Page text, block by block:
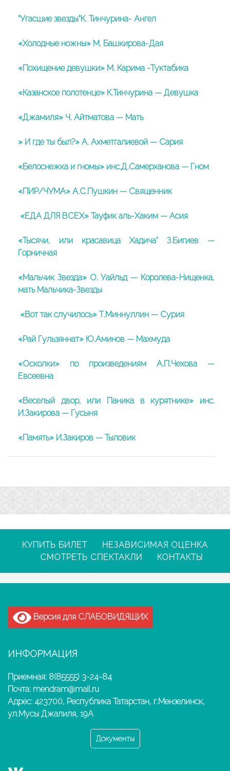
“Угасшие звезды”К. Тинчурина- Ангел
«Холодные ножны» М. Башкирова-Дая
«Похищение девушки» М. Карима -Туктабика
«Казанское полотенце» К.Тинчурина — Девушка
«Джамиля» Ч. Айтматова — Мать
» И где ты был?» А. Ахметгалиевой — Сария
«Белоснежка и гномы» инс.Д.Самерханова — Гном
«ПИР/ЧУМА» А.С.Пушкин — Священник
«ЕДА ДЛЯ ВСЕХ» Тауфик аль-Хаким — Асия
«Тысячи, или красавица Хадича” З.Бигиев —
Горничная
«Мальчик Звезда» О. Уайльд — Королева-Нищенка,
мать Мальчика-Звезды
«Вот так случилось» Т.Миннуллин — Сурия
«Рай Гульзяннат» Ю.Аминов — Махмуда
«Осколки» по произведениям А.П.Чехова —
Евсеевна
«Веселый двор, или Паника в курятнике» инс.
И.Закирова — Гусыня
«Память» И.Закиров — Тыловик
КУПИТЬ БИЛЕТ
НЕЗАВИСИМАЯ ОЦЕНКА
СМОТРЕТЬ СПЕКТАКЛИ
КОНТАКТЫ
Версия для СЛАБОВИДЯЩИХ
ИНФОРМАЦИЯ
Приемная: 8(85555) 3-24-84
Почта: mendram@mail.ru
Адрес: 423700, Республика Татарстан, г.Мензелинск,
ул.Мусы Джалиля, 19А
Документы